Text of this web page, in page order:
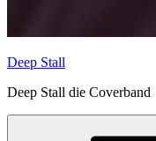
Deep Stall
Deep Stall die Coverband